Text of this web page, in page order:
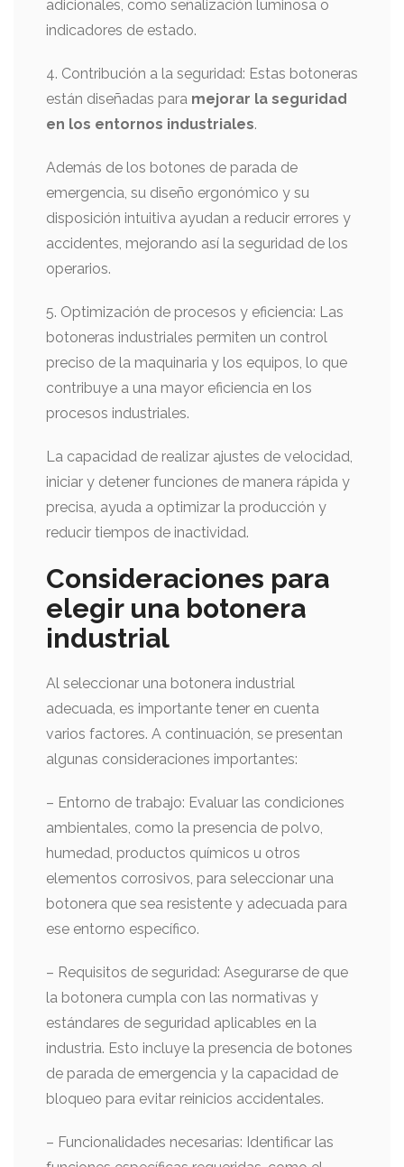
adicionales, como señalización luminosa o
indicadores de estado.
4. Contribución a la seguridad: Estas botoneras
están diseñadas para mejorar la seguridad
en los entornos industriales.
Además de los botones de parada de
emergencia, su diseño ergonómico y su
disposición intuitiva ayudan a reducir errores y
accidentes, mejorando así la seguridad de los
operarios.
5. Optimización de procesos y eficiencia: Las
botoneras industriales permiten un control
preciso de la maquinaria y los equipos, lo que
contribuye a una mayor eficiencia en los
procesos industriales.
La capacidad de realizar ajustes de velocidad,
iniciar y detener funciones de manera rápida y
precisa, ayuda a optimizar la producción y
reducir tiempos de inactividad.
Consideraciones para
elegir una botonera
industrial
Al seleccionar una botonera industrial
adecuada, es importante tener en cuenta
varios factores. A continuación, se presentan
algunas consideraciones importantes:
– Entorno de trabajo: Evaluar las condiciones
ambientales, como la presencia de polvo,
humedad, productos químicos u otros
elementos corrosivos, para seleccionar una
botonera que sea resistente y adecuada para
ese entorno específico.
– Requisitos de seguridad: Asegurarse de que
la botonera cumpla con las normativas y
estándares de seguridad aplicables en la
industria. Esto incluye la presencia de botones
de parada de emergencia y la capacidad de
bloqueo para evitar reinicios accidentales.
– Funcionalidades necesarias: Identificar las